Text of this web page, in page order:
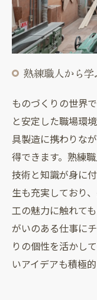
熟練職人から
ものづくりの世界
と安定した職場環
具製造に携わりな
得できます。熟練
技術と知識が身に
生も充実しており
工の魅力に触れて
がいのある仕事に
りの個性を活かし
いアイデアも積極